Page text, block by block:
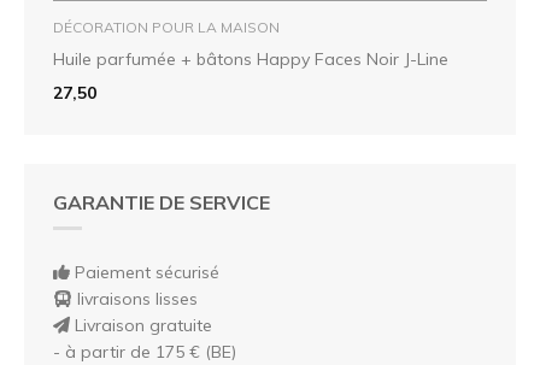
DÉCORATION POUR LA MAISON
Huile parfumée + bâtons Happy Faces Noir J-Line
27,50
GARANTIE DE SERVICE
Paiement sécurisé
livraisons lisses
Livraison gratuite
- à partir de 175 € (BE)